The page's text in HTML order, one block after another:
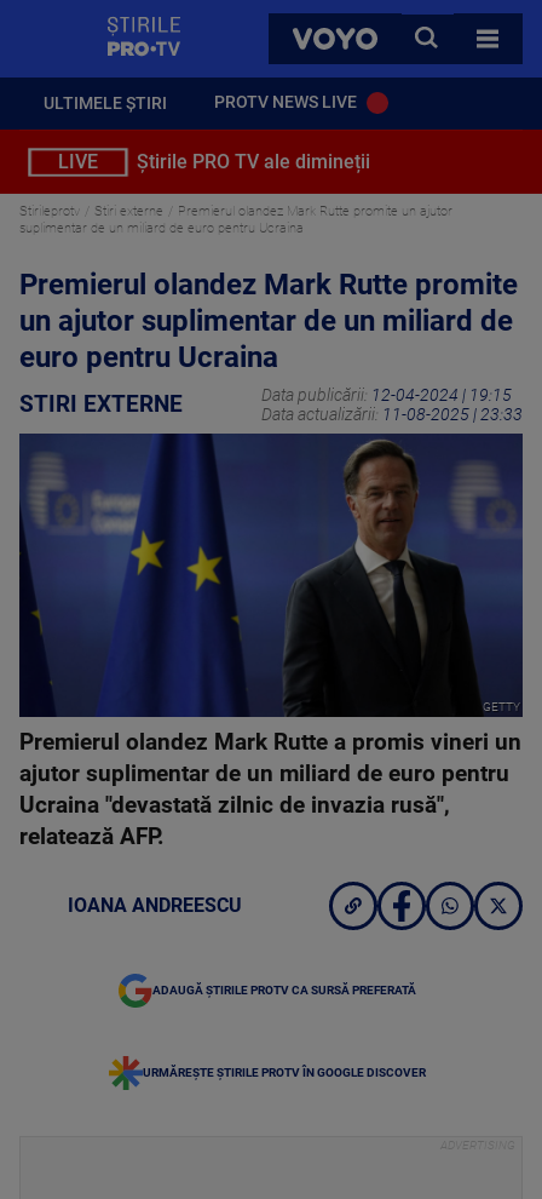
VOYO
CAUTA
TOATE
ULTIMELE ȘTIRI PROTV NEWS LIVE
LIVE Știrile PRO TV ale dimineții
Stirileprotv Stiri externe
Premierul olandez Mark Rutte promite un ajutor
suplimentar de un miliard de euro pentru Ucraina
Premierul olandez Mark Rutte promite
un ajutor suplimentar de un miliard de
euro pentru Ucraina
STIRI EXTERNE Data publicării: 12-04-2024 | 19:15
Data actualizării: 11-08-2025 | 23:33
GETTY
Premierul olandez Mark Rutte a promis vineri un
ajutor suplimentar de un miliard de euro pentru
Ucraina "devastată zilnic de invazia rusă",
relatează AFP.
IOANA ANDREESCU
ADAUGĂ ȘTIRILE PROTV CA SURSĂ PREFERATĂ
URMĂREȘTE ȘTIRILE PROTV ÎN GOOGLE DISCOVER